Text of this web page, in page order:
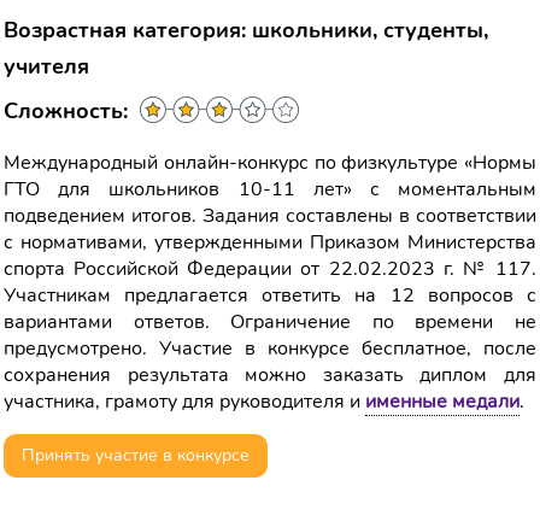
Возрастная категория: школьники, студенты,
учителя
Сложность:
Международный онлайн-конкурс по физкультуре «Нормы
ГТО для школьников 10-11 лет» с моментальным
подведением итогов. Задания составлены в соответствии
с нормативами, утвержденными Приказом Министерства
спорта Российской Федерации от 22.02.2023 г. № 117.
Участникам предлагается ответить на 12 вопросов с
вариантами ответов. Ограничение по времени не
предусмотрено. Участие в конкурсе бесплатное, после
сохранения результата можно заказать диплом для
участника, грамоту для руководителя и именные медали.
Принять участие в конкурсе